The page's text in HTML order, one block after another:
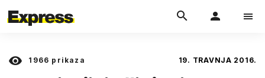
1966 prikaza 19. TRAVNJA 2016.